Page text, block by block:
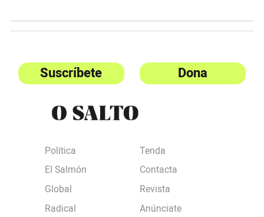
Suscríbete Dona
Política
El Salmón
Global
Radical
Tenda
Contacta
Revista
Anúnciate